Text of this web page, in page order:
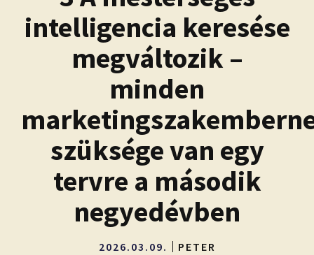
intelligencia keresése
megváltozik –
minden
szüksége van egy
tervre a második
negyedévben
2026.03.09. PETER